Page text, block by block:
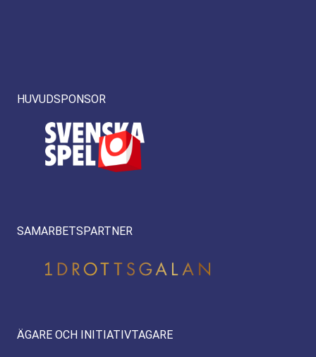
HUVUDSPONSOR
SAMARBETSPARTNER
ÄGARE OCH INITIATIVTAGARE